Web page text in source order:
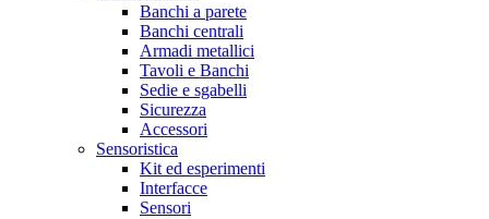
Banchi a parete
Banchi centrali
Armadi metallici
Tavoli e Banchi
Sedie e sgabelli
Sicurezza
Accessori
Sensoristica
Kit ed esperimenti
Interfacce
Sensori